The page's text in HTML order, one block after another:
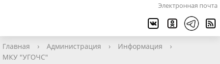
Электронная почта
Главная › Администрация › Информация
›
МКУ "УГОЧС"